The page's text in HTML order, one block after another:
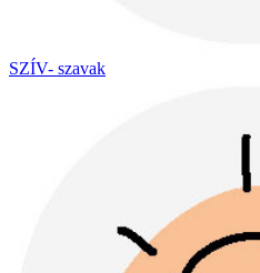
SZÍV- szavak